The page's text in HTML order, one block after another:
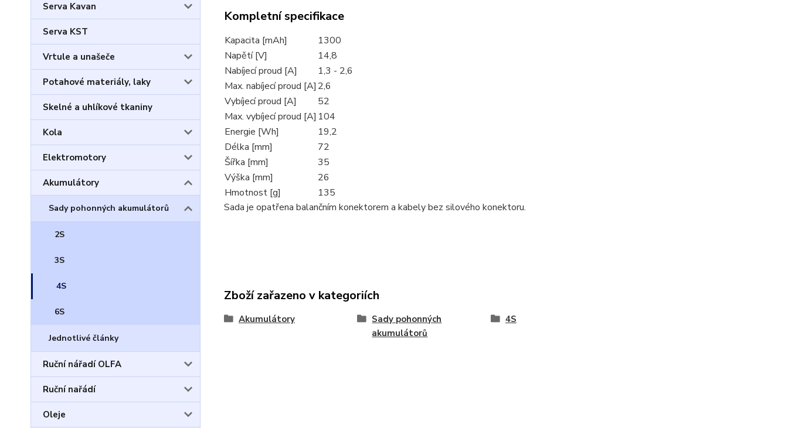
Serva Kavan
Serva KST
Vrtule a unašeče
Potahové materiály, laky
Skelné a uhlíkové tkaniny
Kola
Elektromotory
Akumulátory
Sady pohonných akumulátorů
2S
3S
4S
6S
Jednotlivé články
Ruční nářadí OLFA
Ruční nařádí
Oleje
Kompletní specifikace
Kapacita [mAh]
1300
Napětí [V]
14,8
Nabíjecí proud [A]
1,3 - 2,6
Max. nabíjecí proud [A] 2,6
Vybíjecí proud [A]
52
Max. vybíjecí proud [A] 104
Energie [Wh]
19,2
Délka [mm]
72
Šířka [mm]
35
Výška [mm]
26
Hmotnost [g]
135
Sada je opatřena balančním konektorem a kabely bez silového konektoru.
Zboží zařazeno v kategoriích
Akumulátory
Sady pohonných
akumulátorů
4S